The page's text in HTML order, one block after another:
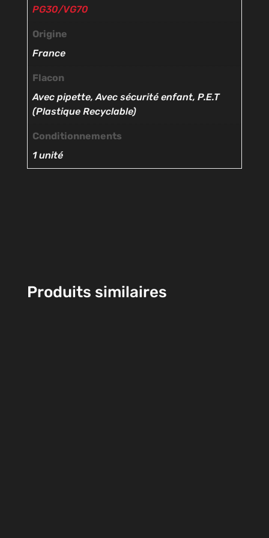
PG30/VG70
Origine
France
Flacon
Avec pipette, Avec sécurité enfant, P.E.T
(Plastique Recyclable)
Conditionnements
1 unité
Produits similaires